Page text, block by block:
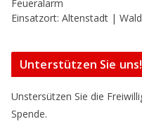
Feueralarm
Einsatzort: Altenstadt |
Unterstützen Sie uns!
Unstersützen Sie die
Spende.